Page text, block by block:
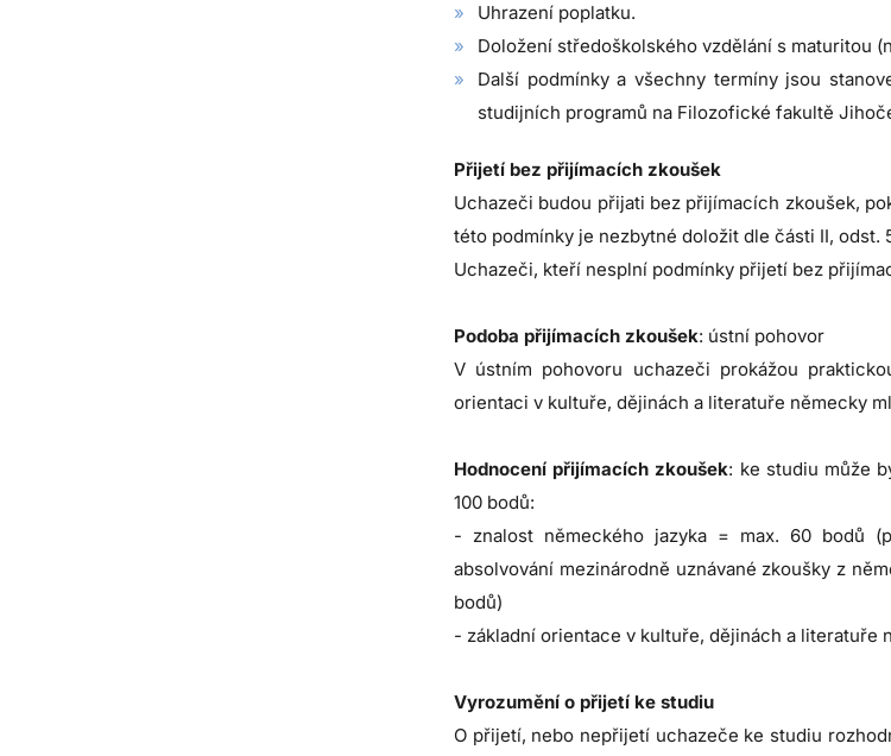
Uhrazení poplatku.
Doložení středoškolského vzdělání s maturitou
Další podmínky a všechny termíny jsou
studijních programů na Filozofické fakultě
Přijetí bez přijímacích zkoušek
Uchazeči budou přijati bez přijímacích zkoušek,
této podmínky je nezbytné doložit dle části II, odst.
Uchazeči, kteří nesplní podmínky přijetí bez
Podoba přijímacích zkoušek: ústní pohovor
V ústním pohovoru uchazeči prokážou
orientaci v kultuře, dějinách a literatuře německy
Hodnocení přijímacích zkoušek: ke studiu může
100 bodů:
- znalost německého jazyka = max. 60 bodů
absolvování mezinárodně uznávané zkoušky z
bodů)
- základní orientace v kultuře, dějinách a literatuře
Vyrozumění o přijetí ke studiu
O přijetí, nebo nepřijetí uchazeče ke studiu